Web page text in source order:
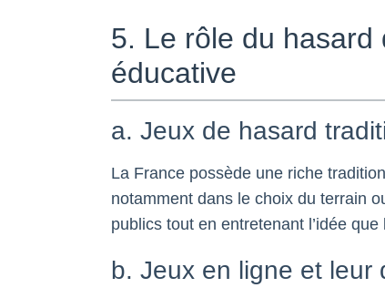
5. Le rôle du
éducative
a. Jeux de hasard
La France possède une riche
notamment dans le choix du terrain
publics tout en entretenant l’idée
b. Jeux en ligne et leur